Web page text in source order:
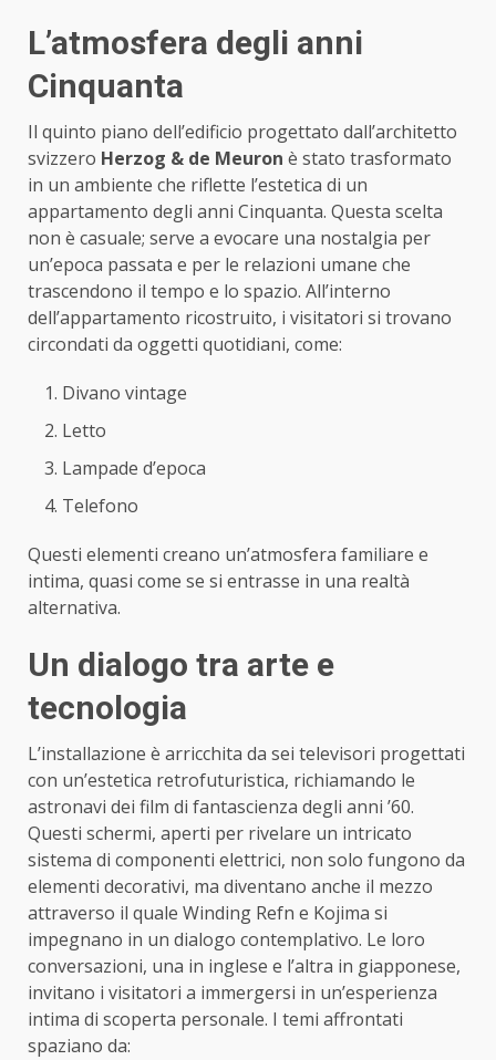
L’atmosfera degli anni
Cinquanta
Il quinto piano dell’edificio progettato dall’architetto
svizzero Herzog & de Meuron è stato trasformato
in un ambiente che riflette l’estetica di un
appartamento degli anni Cinquanta. Questa scelta
non è casuale; serve a evocare una nostalgia per
un’epoca passata e per le relazioni umane che
trascendono il tempo e lo spazio. All’interno
dell’appartamento ricostruito, i visitatori si trovano
circondati da oggetti quotidiani, come:
Divano vintage
Letto
Lampade d’epoca
Telefono
Questi elementi creano un’atmosfera familiare e
intima, quasi come se si entrasse in una realtà
alternativa.
Un dialogo tra arte e
tecnologia
L’installazione è arricchita da sei televisori progettati
con un’estetica retrofuturistica, richiamando le
astronavi dei film di fantascienza degli anni ’60.
Questi schermi, aperti per rivelare un intricato
sistema di componenti elettrici, non solo fungono da
elementi decorativi, ma diventano anche il mezzo
attraverso il quale Winding Refn e Kojima si
impegnano in un dialogo contemplativo. Le loro
conversazioni, una in inglese e l’altra in giapponese,
invitano i visitatori a immergersi in un’esperienza
intima di scoperta personale. I temi affrontati
spaziano da: